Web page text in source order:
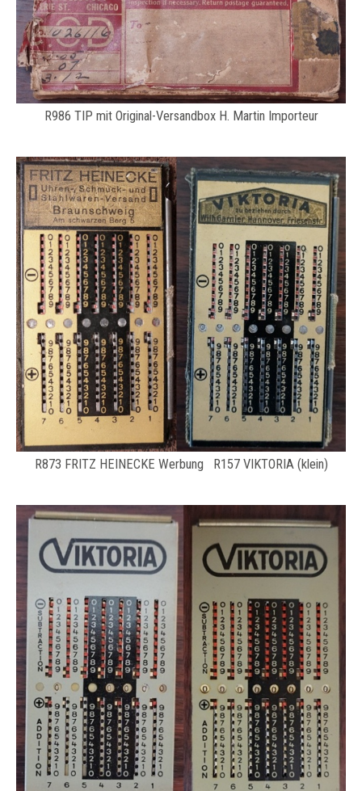
R986 TIP mit Original-Versandbox H. Martin Importeur
R873 FRITZ HEINECKE Werbung R157 VIKTORIA (klein)